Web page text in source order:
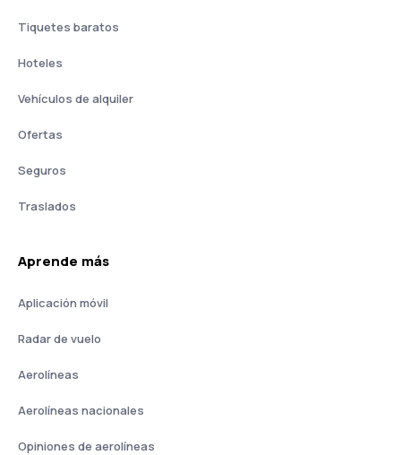
Tiquetes baratos
Hoteles
Vehículos de alquiler
Ofertas
Seguros
Traslados
Aprende más
Aplicación móvil
Radar de vuelo
Aerolíneas
Aerolíneas nacionales
Opiniones de aerolíneas